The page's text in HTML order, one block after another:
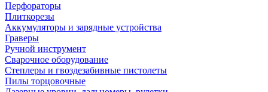
Перфораторы
Плиткорезы
Аккумуляторы и зарядные устройства
Граверы
Ручной инструмент
Сварочное оборудование
Степлеры и гвоздезабивные пистолеты
Пилы торцовочные